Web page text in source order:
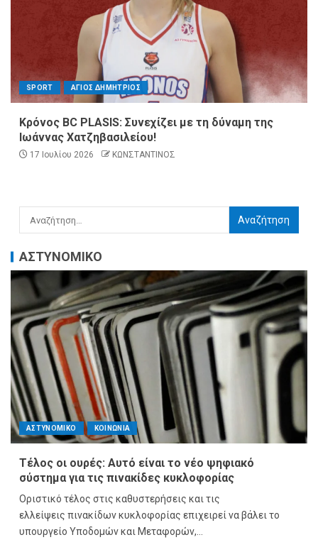
SPORT ΑΓΙΟΣ ΔΗΜΗΤΡΙΟΣ
Κρόνος BC PLASIS: Συνεχίζει με τη δύναμη της
Ιωάννας Χατζηβασιλείου!
17 Ιουλίου 2026 ΚΩΝΣΤΑΝΤΙΝΟΣ
ΑΣΤΥΝΟΜΙΚΟ
ΑΣΤΥΝΟΜΙΚΟ ΚΟΙΝΩΝΙΑ
Τέλος οι ουρές: Αυτό είναι το νέο ψηφιακό
σύστημα για τις πινακίδες κυκλοφορίας
Οριστικό τέλος στις καθυστερήσεις και τις
ελλείψεις πινακίδων κυκλοφορίας επιχειρεί να βάλει το
υπουργείο Υποδομών και Μεταφορών,...